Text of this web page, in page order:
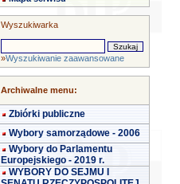
Wyszukiwarka
»Wyszukiwanie zaawansowane
Archiwalne menu:
Zbiórki publiczne
Wybory samorządowe - 2006
Wybory do Parlamentu
Europejskiego - 2019 r.
WYBORY DO SEJMU I